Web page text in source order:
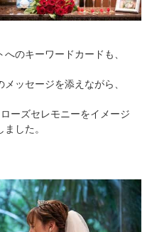
のキーワードカードも、
ッセージを添えながら、
ーズセレモニーをイメージ
した。